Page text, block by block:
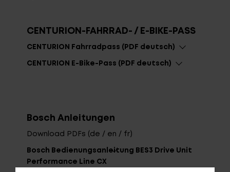
CENTURION-FAHRRAD- / E-BIKE-PASS
CENTURION Fahrradpass (PDF deutsch)
CENTURION E-Bike-Pass (PDF deutsch)
Bosch Anleitungen
Download PDFs (de / en / fr)
Bosch Bedienungsanleitung BES3 Drive Unit
Performance Line CX